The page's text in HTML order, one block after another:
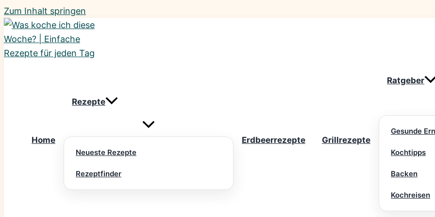
Zum Inhalt springen
Home
Rezepte
Neueste Rezepte
Rezeptfinder
Erdbeerrezepte Grillrezepte
Ratgeber
Gesunde
Kochtipps
Backen
Kochreisen